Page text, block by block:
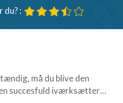
du? :
må du blive den
succesfuld iværksætter…